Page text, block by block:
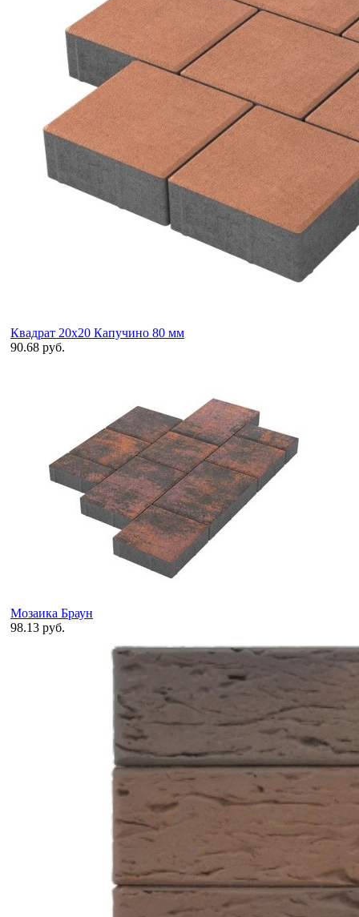
Квадрат 20х20 Капучино 80 мм
90.68 руб.
Мозаика Браун
98.13 руб.